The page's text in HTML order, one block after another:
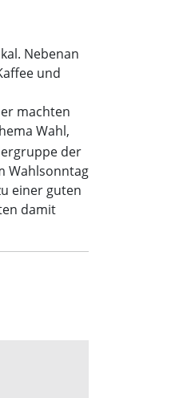
Nebenan
und
machten
Wahl,
der
Wahlsonntag
einer guten
damit